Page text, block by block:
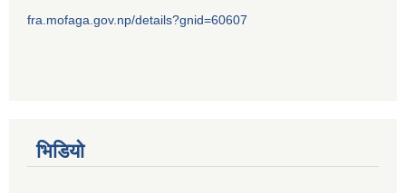
fra.mofaga.gov.np/details?gnid=60607
भिडियो